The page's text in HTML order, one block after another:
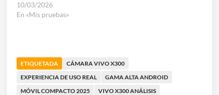
10/03/2026
En «Mis pruebas»
ETIQUETADA
CÁMARA VIVO X300
EXPERIENCIA DE USO REAL
GAMA ALTA ANDROID
MÓVIL COMPACTO 2025
VIVO X300 ANÁLISIS